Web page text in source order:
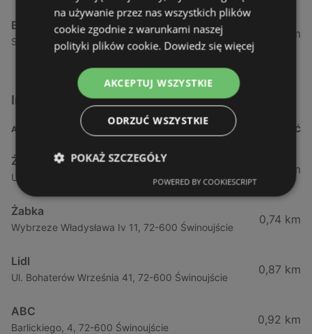
Biedronka
Sienkiewicza 32, 72-510 Wolin
24,01 km
Inne sklepy Supermarkety w pobliżu
ADRES ODLEGŁOŚĆ
Żabka
Ul. Barlickiego 4d / 2, 72-602 Świnoujście
0,64 km
Żabka
Wybrzeze Władysława Iv 11, 72-600 Świnoujście
0,74 km
Lidl
Ul. Bohaterów Września 41, 72-600 Świnoujście
0,87 km
ABC
Barlickiego, 4, 72-600 Świnoujście
0,92 km
na używanie przez nas wszystkich plików
cookie zgodnie z warunkami naszej
polityki plików cookie. Dowiedz się więcej
AKCEPTUJ WSZYSTKIE
ODRZUĆ WSZYSTKIE
POKAŻ SZCZEGÓŁY
POWERED BY COOKIESCRIPT